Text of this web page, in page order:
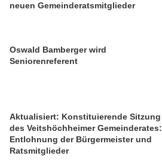
neuen Gemeinderatsmitglieder
Oswald Bamberger wird
Seniorenreferent
Aktualisiert: Konstituierende Sitzung
des Veitshöchheimer Gemeinderates:
Entlohnung der Bürgermeister und
Ratsmitglieder